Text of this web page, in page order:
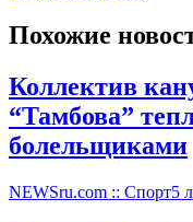
Похожие
Коллектив
“Тамбова”
болельщиками
NEWSru.com :: Спорт5